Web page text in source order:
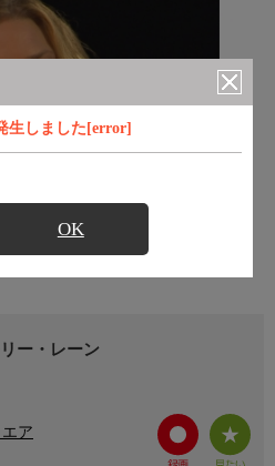
生しました[error]
OK
ー・レーン
ア